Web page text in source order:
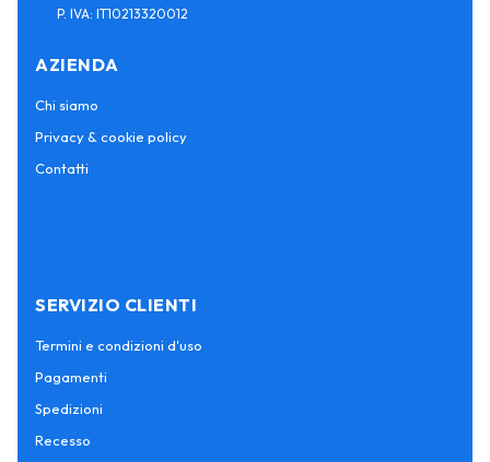
P. IVA: IT10213320012
AZIENDA
Chi siamo
Privacy & cookie policy
Contatti
SERVIZIO CLIENTI
Termini e condizioni d'uso
Pagamenti
Spedizioni
Recesso